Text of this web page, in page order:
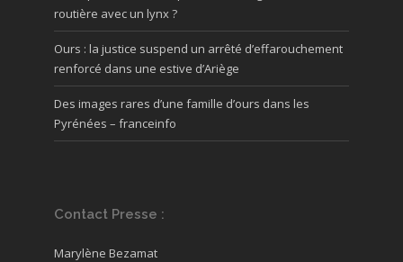
routière avec un lynx ?
Ours : la justice suspend un arrêté d’effarouchement
renforcé dans une estive d’Ariège
Des images rares d’une famille d’ours dans les
Pyrénées – franceinfo
Contact Presse :
Marylène Bezamat